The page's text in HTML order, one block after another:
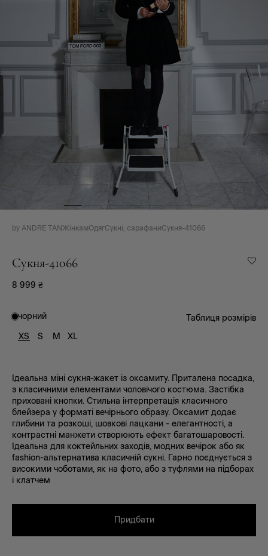
by ANDRE TANЖінкамОдягСукні, сарафаниСукня-41066
Сукня-41066
8 999 ₴
чорний
XS
S M XL
Таблиця розмірів
Ідеальна міні сукня-жакет із оксамиту. Приталена посадка,
з класичними елементами чоловічого костюма. Застібка
приховані кнопки. Стильна інтерпретація класичного
блейзера у форматі вечірнього образу. Оксамит додає
глибини та розкоші, шовкові лацкани - елегантності, а
контрастні манжети створюють ефект багатошаровості.
Ідеальна для коктейльних заходів, модних вечірок або як
fashion-альтернатива класичній сукні. Гарно поєднується з
високими чоботами, як на фото, або з туфлями на підборах
і клатчем
Придбати